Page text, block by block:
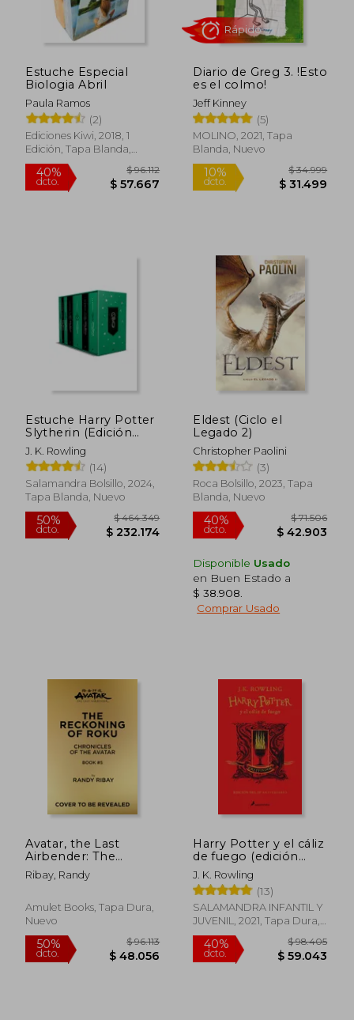
40%
dcto. $ 72.877
18%
dcto.
Estuche Especial
Biologia Abril
Paula Ramos
(2)
Ediciones Kiwi, 2018, 1
Edición, Tapa Blanda,
Nuevo
Diario de Greg 3. !Esto
es el colmo!
Jeff Kinney
(5)
MOLINO, 2021, Tapa
Blanda, Nuevo
10%
dcto.
Rápido
Estuche Harry Potter
Slytherin (Edición
Limitada)
J. K. Rowling
(14)
Salamandra Bolsillo, 2024,
Tapa Blanda, Nuevo
Eldest (Ciclo el
Legado 2)
Christopher Paolini
(3)
Roca Bolsillo, 2023, Tapa
Blanda, Nuevo
Disponible Usado
en Buen Estado a
$ 38.908
Comprar Usado
Avatar, the Last
Airbender: The
Reckoning of Roku
(Chronicles of the
Inglés)
Ribay, Randy
Amulet Books, Tapa Dura,
Nuevo
Harry Potter y el cáliz
de fuego (edición
Gryffindor de 20º
aniversario) (Harry
Potter 4)
J. K. Rowling
(13)
SALAMANDRA INFANTIL Y
JUVENIL, 2021, Tapa Dura,
Nuevo